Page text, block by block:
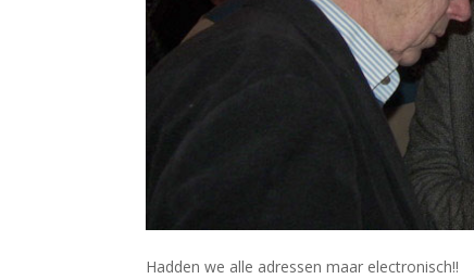
Hadden we alle adressen maar electronisch!!